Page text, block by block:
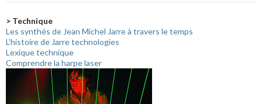
> Technique
Les synthés de Jean Michel Jarre à travers le temps
L'histoire de Jarre technologies
Lexique technique
Comprendre la harpe laser